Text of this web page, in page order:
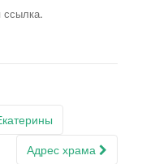
ссылка.
Адрес храма